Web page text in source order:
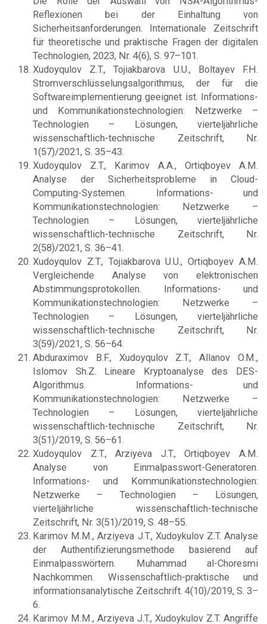
Reflexionen bei der Einhaltung von
Sicherheitsanforderungen. Internationale Zeitschrift
für theoretische und praktische Fragen der digitalen
Technologien, 2023, Nr. 4(6), S. 97–101.
Xudoyqulov Z.T., Tojiakbarova U.U., Boltayev F.H.
Stromverschlüsselungsalgorithmus, der für die
Softwareimplementierung geeignet ist. Informations-
und Kommunikationstechnologien: Netzwerke –
Technologien – Lösungen, vierteljährliche
wissenschaftlich-technische Zeitschrift, Nr.
1(57)/2021, S. 35–43.
Xudoyqulov Z.T., Karimov A.A., Ortiqboyev A.M.
Analyse der Sicherheitsprobleme in Cloud-
Computing-Systemen. Informations- und
Kommunikationstechnologien: Netzwerke –
Technologien – Lösungen, vierteljährliche
wissenschaftlich-technische Zeitschrift, Nr.
2(58)/2021, S. 36–41.
Xudoyqulov Z.T., Tojiakbarova U.U., Ortiqboyev A.M.
Vergleichende Analyse von elektronischen
Abstimmungsprotokollen. Informations- und
Kommunikationstechnologien: Netzwerke –
Technologien – Lösungen, vierteljährliche
wissenschaftlich-technische Zeitschrift, Nr.
3(59)/2021, S. 56–64.
Abduraximov B.F., Xudoyqulov Z.T., Allanov O.M.,
Islomov Sh.Z. Lineare Kryptoanalyse des DES-
Algorithmus. Informations- und
Kommunikationstechnologien: Netzwerke –
Technologien – Lösungen, vierteljährliche
wissenschaftlich-technische Zeitschrift, Nr.
3(51)/2019, S. 56–61.
Xudoyqulov Z.T., Arziyeva J.T., Ortiqboyev A.M.
Analyse von Einmalpasswort-Generatoren.
Informations- und Kommunikationstechnologien:
Netzwerke – Technologien – Lösungen,
vierteljährliche wissenschaftlich-technische
Zeitschrift, Nr. 3(51)/2019, S. 48–55.
Karimov M.M., Arziyeva J.T., Xudoykulov Z.T. Analyse
der Authentifizierungsmethode basierend auf
Einmalpasswörtern. Muhammad al-Choresmi
Nachkommen. Wissenschaftlich-praktische und
informationsanalytische Zeitschrift. 4(10)/2019, S. 3–
6.
Karimov M.M., Arziyeva J.T., Xudoykulov Z.T. Angriffe